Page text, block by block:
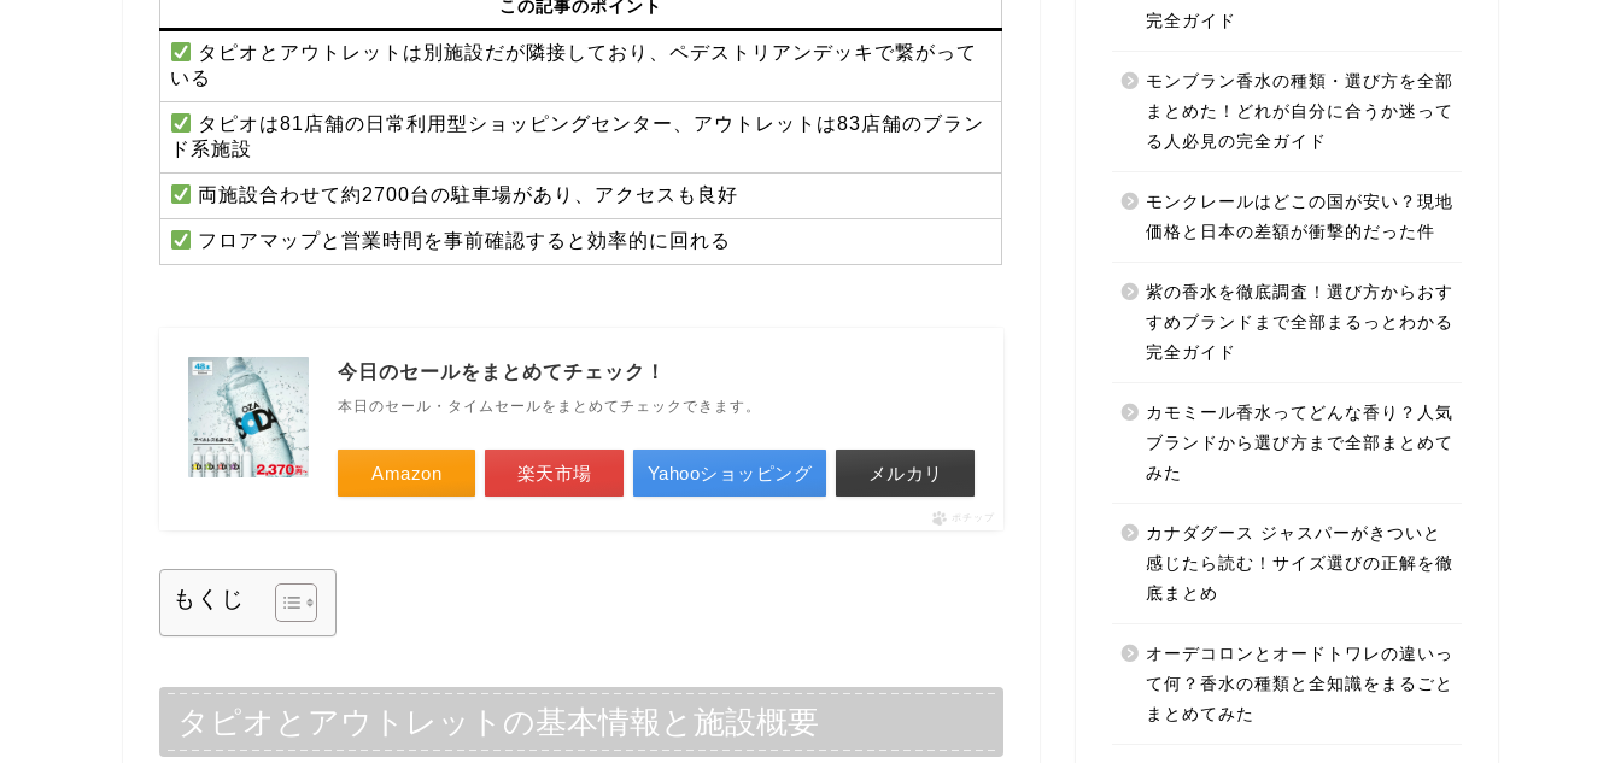
この記事のポイント
タピオとアウトレットは別施設だが隣接しており、ペデストリアンデッキで繋がって
いる
タピオは81店舗の日常利用型ショッピングセンター、アウトレットは83店舗のブラン
ド系施設
両施設合わせて約2700台の駐車場があり、アクセスも良好
フロアマップと営業時間を事前確認すると効率的に回れる
今日のセールをまとめてチェック！
本日のセール・タイムセールをまとめてチェックできます。
Amazon 楽天市場 Yahooショッピング メルカリ
ポチップ
もくじ
タピオとアウトレットの基本情報と施設概要
完全ガイド
モンブラン香水の種類・選び方を全部
まとめた！どれが自分に合うか迷って
る人必見の完全ガイド
モンクレールはどこの国が安い？現地
価格と日本の差額が衝撃的だった件
紫の香水を徹底調査！選び方からおす
すめブランドまで全部まるっとわかる
完全ガイド
カモミール香水ってどんな香り？人気
ブランドから選び方まで全部まとめて
みた
カナダグース ジャスパーがきついと
感じたら読む！サイズ選びの正解を徹
底まとめ
オーデコロンとオードトワレの違いっ
て何？香水の種類と全知識をまるごと
まとめてみた